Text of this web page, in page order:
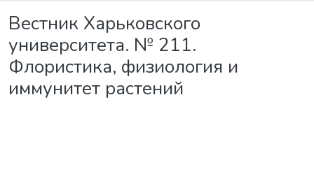
Вестник Харьковского
университета. № 211.
Флористика, физиология и
иммунитет растений